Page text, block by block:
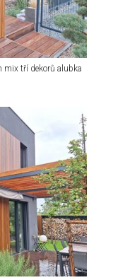
mix tří dekorů alubka